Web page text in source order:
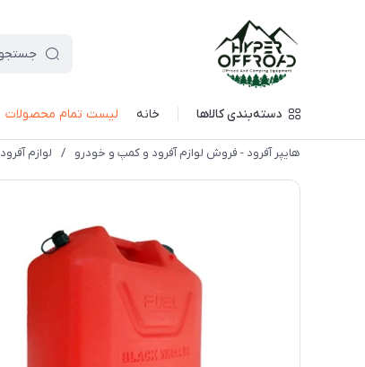
دسته‌بندی کالاها خانه لیست تمام محصولات
هایپر آفرود - فروش لوازم آفرود و کمپ و خودرو / لوازم آفرود